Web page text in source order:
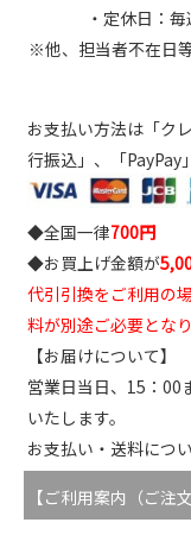
・定休日：
※他、担当者不在日
お支払い方法は「ク
行振込」、「PayPay
◆全国一律700円
◆お買上げ金額が
代引引換をご利用の
料が別途ご必要となり
【お届けについて】
営業日当日、15：00
いたします。
お支払い・送料につ
【ご利用案内（ご注